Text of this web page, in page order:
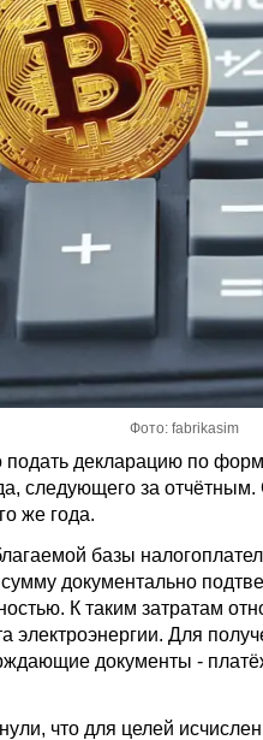
Фото: fabrikasim
подать декларацию по
следующего за
же года.
базы
документально
К таким затратам
электроэнергии. Для
документы -
что для целей